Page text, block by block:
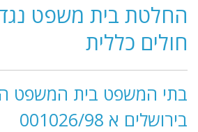
החלטת בית משפט
חולים כללית
בתי המשפט בית המשפט
בירושלים א 001026/98